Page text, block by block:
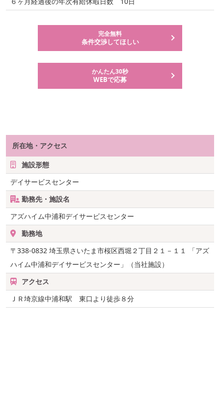
完全無料
条件交渉してほしい
かんたん30秒
WEBで応募
所在地・アクセス
施設形態
デイサービスセンター
勤務先・施設名
アズハイム中浦和デイサービスセンター
勤務地
〒338-0832 埼玉県さいたま市桜区西堀２丁目２１－１１ 「アズ
ハイム中浦和デイサービスセンター」（当社施設）
アクセス
ＪＲ埼京線中浦和駅 東口より徒歩８分